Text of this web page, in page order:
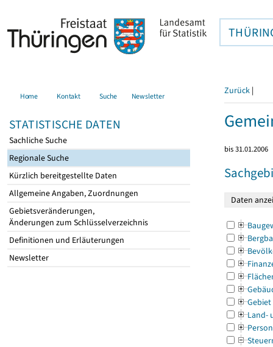
Home Kontakt Suche Newsletter
STATISTISCHE DATEN
Sachliche Suche
Regionale Suche
Kürzlich bereitgestellte Daten
Allgemeine Angaben, Zuordnungen
Gebietsveränderungen,
Änderungen zum Schlüsselverzeichnis
Definitionen und Erläuterungen
Newsletter
Zurück |
bis 31.01.2006
Gebiet
Land-